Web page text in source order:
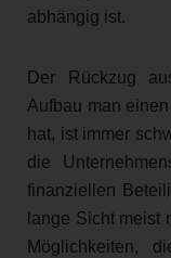
abhängig ist.
Der Rückzug
Aufbau man
hat, ist immer
die
finanziellen
lange Sicht meist
Möglichkeiten,